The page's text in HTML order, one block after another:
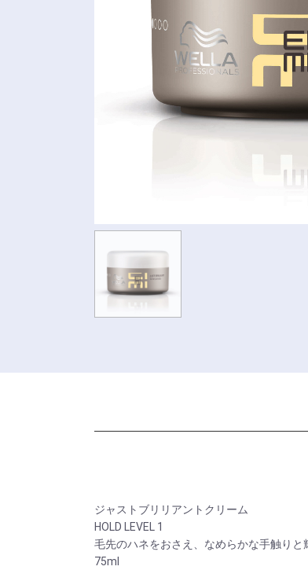
ジャストブリリアントクリーム
HOLD LEVEL 1
毛先のハネをおさえ、なめらかな手触りと
75ml